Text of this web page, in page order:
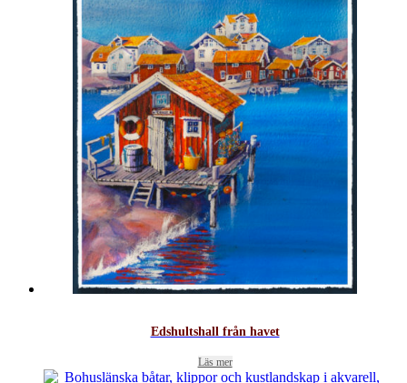
Edshultshall från havet
Läs mer